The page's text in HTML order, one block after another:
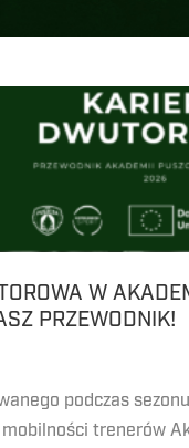
W
PRZEWODNIK!
podczas
trenerów